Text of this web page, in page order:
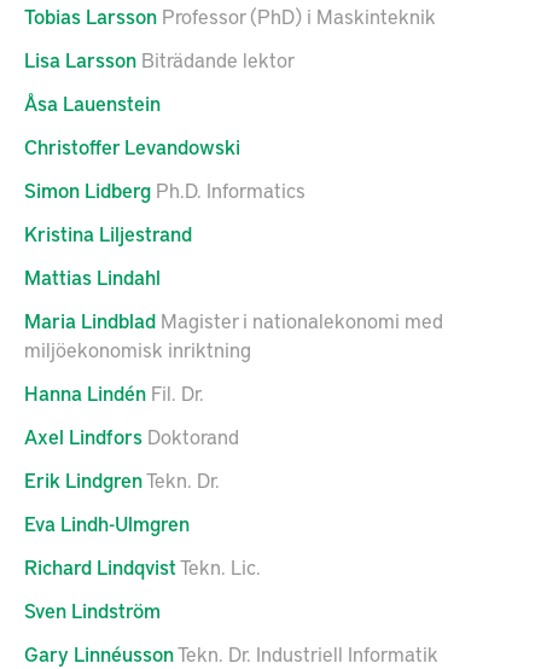
Tobias Larsson Professor (PhD) i Maskinteknik
Lisa Larsson Biträdande lektor
Åsa Lauenstein
Christoffer Levandowski
Simon Lidberg Ph.D. Informatics
Kristina Liljestrand
Mattias Lindahl
Maria Lindblad Magister i nationalekonomi med
miljöekonomisk inriktning
Hanna Lindén Fil. Dr.
Axel Lindfors Doktorand
Erik LindgrenTekn. Dr.
Eva Lindh-Ulmgren
Richard LindqvistTekn. Lic.
Sven Lindström
Gary LinnéussonTekn. Dr. Industriell Informatik